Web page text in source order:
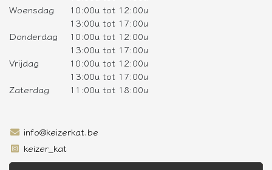
Woensdag
10:00u tot 12:00u
13:00u tot 17:00u
Donderdag
10:00u tot 12:00u
13:00u tot 17:00u
Vrijdag
10:00u tot 12:00u
13:00u tot 17:00u
Zaterdag
11:00u tot 18:00u
info@keizerkat.be
keizer_kat